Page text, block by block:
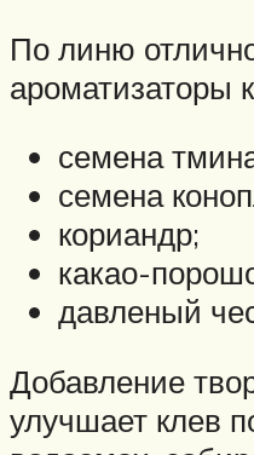
По линю
ароматизаторы
семена
семена
кориандр;
какао-
давленый
Добавление
улучшает клев